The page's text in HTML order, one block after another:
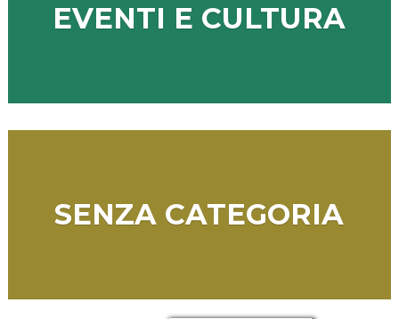
EVENTI E CULTURA
SENZA CATEGORIA